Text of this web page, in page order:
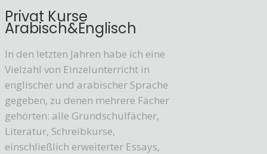
Privat Kurse
Arabisch&Englisch
In den letzten Jahren habe ich eine
Vielzahl von Einzelunterricht in
englischer und arabischer Sprache
gegeben, zu denen mehrere Fächer
gehörten: alle Grundschulfächer,
Literatur, Schreibkurse,
einschließlich erweiterter Essays,